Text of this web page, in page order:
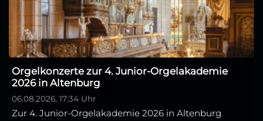
Orgelkonzerte zur 4. Junior-Orgelakademie
2026 in Altenburg
06.08.2026, 17:34 Uhr
Zur 4. Junior-Orgelakademie 2026 in Altenburg